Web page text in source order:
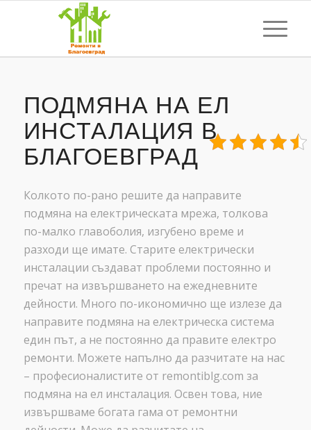
ПОДМЯНА НА ЕЛ
ИНСТАЛАЦИЯ В
БЛАГОЕВГРАД
Колкото по-рано решите да направите
подмяна на електрическата мрежа, толкова
по-малко главоболия, изгубено време и
разходи ще имате. Старите електрически
инсталации създават проблеми постоянно и
пречат на извършването на ежедневните
дейности. Много по-икономично ще излезе да
направите подмяна на електрическа система
един път, а не постоянно да правите електро
ремонти. Можете напълно да разчитате на нас
– професионалистите от remontiblg.com за
подмяна на ел инсталация. Освен това, ние
извършваме богата гама от ремонтни